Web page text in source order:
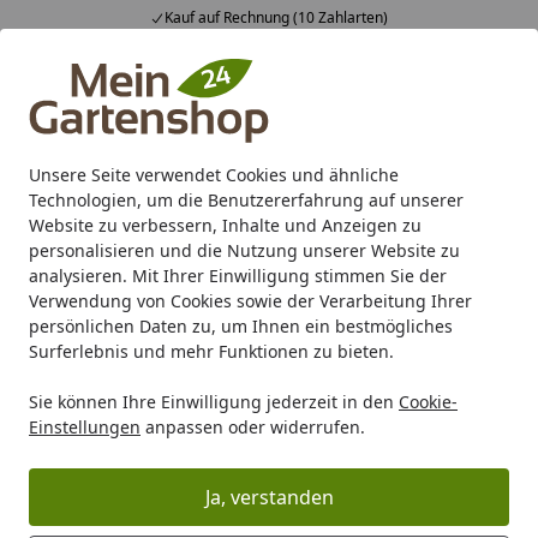
Unsere Seite verwendet Cookies und ähnliche
Technologien, um die Benutzererfahrung auf unserer
Website zu verbessern, Inhalte und Anzeigen zu
personalisieren und die Nutzung unserer Website zu
analysieren. Mit Ihrer Einwilligung stimmen Sie der
Verwendung von Cookies sowie der Verarbeitung Ihrer
persönlichen Daten zu, um Ihnen ein bestmögliches
Surferlebnis und mehr Funktionen zu bieten.
Sie können Ihre Einwilligung jederzeit in den Cookie-
Einstellungen anpassen oder widerrufen.
Ja, verstanden
Kauf auf Rechnung (10 Zahlarten)
Alle Produkte
Mein Konto
Suchen
Karibu Pools inkl. gratis Sandfilteranlage & Pool-
Starterset (Gesamtwert bis 468,99€)
Startseite
YETI Deckel LOADOUT für Eimer